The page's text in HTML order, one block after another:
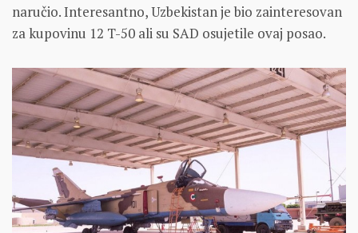
naručio. Interesantno, Uzbekistan je bio zainteresovan
za kupovinu 12 T-50 ali su SAD osujetile ovaj posao.